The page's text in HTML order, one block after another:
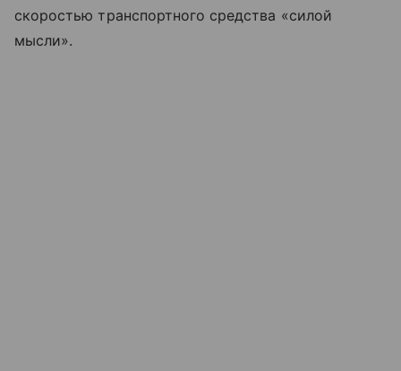
скоростью транспортного средства «силой
мысли».